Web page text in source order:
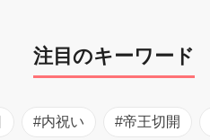
注目のキーワード
#内祝い #帝王切開